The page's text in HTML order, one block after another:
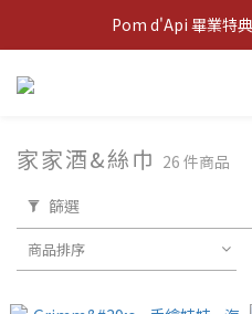
新客歡迎禮：輸入
Pom d'Api 畢業特
家家酒&絲巾 26 件商品
篩選
商品排序